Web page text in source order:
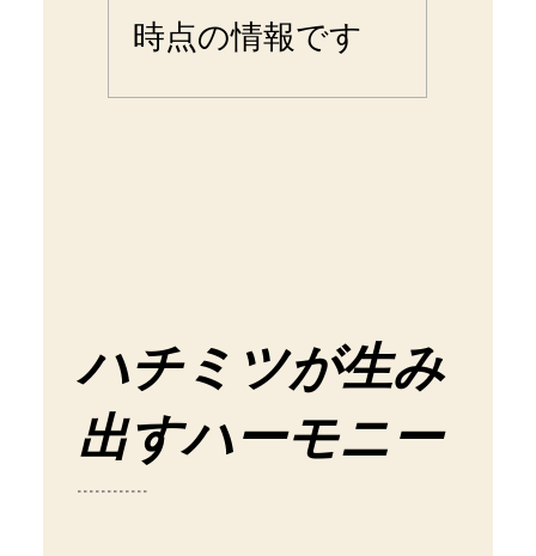
時点の情報です
ハチミツが生み
出すハーモニー